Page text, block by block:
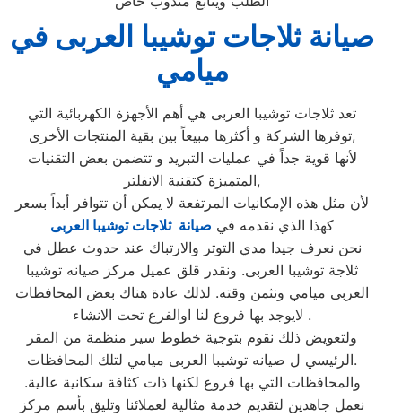
صيانة ثلاجات توشيبا العربى في
ميامي
تعد ثلاجات توشيبا العربى هي أهم الأجهزة الكهربائية التي
توفرها الشركة و أكثرها مبيعاً بين بقية المنتجات الأخرى,
لأنها قوية جداً في عمليات التبريد و تتضمن بعض التقنيات
المتميزة كتقنية الانفلتر,
لأن مثل هذه الإمكانيات المرتفعة لا يمكن أن تتوافر أبداً بسعر
كهذا الذي نقدمه في صيانة ثلاجات توشيبا العربى
نحن نعرف جيدا مدي التوتر والارتباك عند حدوث عطل في
ثلاجة توشيبا العربى. ونقدر قلق عميل مركز صيانه توشيبا
العربى ميامي ونثمن وقته. لذلك عادة هناك بعض المحافظات
لايوجد بها فروع لنا اوالفرع تحت الانشاء .
ولتعويض ذلك نقوم بتوجية خطوط سير منظمة من المقر
الرئيسي ل صيانه توشيبا العربى ميامي لتلك المحافظات.
والمحافظات التي بها فروع لكنها ذات كثافة سكانية عالية.
نعمل جاهدين لتقديم خدمة مثالية لعملائنا وتليق بأسم مركز